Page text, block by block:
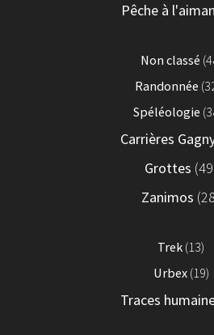
Pêche à
Non classé
Randonnée
Spéléologie
Carrières
Grottes
Zanimos
Trek (13)
Urbex(19)
Traces